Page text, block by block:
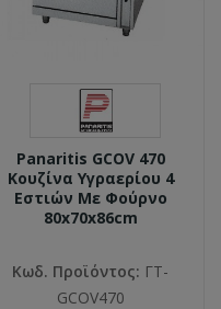
Panaritis GCOV 470
Κουζίνα Υγραερίου 4
Εστιών Με Φούρνο
80x70x86cm
Κωδ. Προϊόντος: ΓΤ-
GCOV470